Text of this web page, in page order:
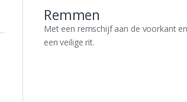
Remmen
Met een remschijf aan de voorkant
een veilige rit.